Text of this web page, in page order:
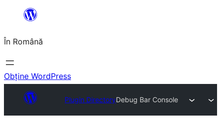
conținut
În Română
Obține WordPress
Plugin DirectoryDebug Bar Console